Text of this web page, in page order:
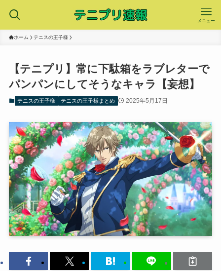
メニュー
ホーム テニスの王子様
【テニプリ】常に下駄箱をラブレターで
パンパンにしてそうなキャラ【妄想】
テニスの王子様 テニスの王子様まとめ 2025年5月17日